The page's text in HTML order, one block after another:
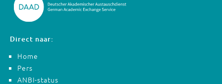
Direct naar:
Home
Pers
ANBI-status